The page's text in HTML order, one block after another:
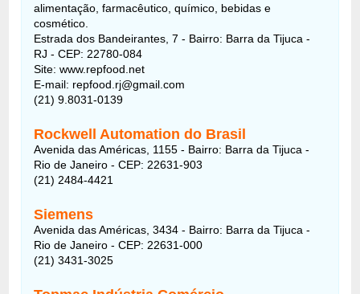
alimentação, farmacêutico, químico, bebidas e
cosmético.
Estrada dos Bandeirantes, 7 - Bairro: Barra da Tijuca -
RJ - CEP: 22780-084
Site: www.repfood.net
E-mail: repfood.rj@gmail.com
(21) 9.8031-0139
Rockwell Automation do Brasil
Avenida das Américas, 1155 - Bairro: Barra da Tijuca -
Rio de Janeiro - CEP: 22631-903
(21) 2484-4421
Siemens
Avenida das Américas, 3434 - Bairro: Barra da Tijuca -
Rio de Janeiro - CEP: 22631-000
(21) 3431-3025